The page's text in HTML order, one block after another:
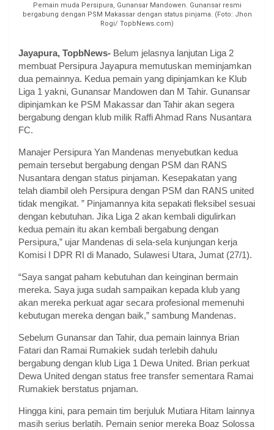
Pemain muda Persipura, Gunansar Mandowen. Gunansar resmi
bergabung dengan PSM Makassar dengan status pinjama. (Foto: Jhon
Rogi/ TopbNews.com)
Jayapura, TopbNews- Belum jelasnya lanjutan Liga 2
membuat Persipura Jayapura memutuskan meminjamkan
dua pemainnya. Kedua pemain yang dipinjamkan ke Klub
Liga 1 yakni, Gunansar Mandowen dan M Tahir. Gunansar
dipinjamkan ke PSM Makassar dan Tahir akan segera
bergabung dengan klub milik Raffi Ahmad Rans Nusantara
FC.
Manajer Persipura Yan Mandenas menyebutkan kedua
pemain tersebut bergabung dengan PSM dan RANS
Nusantara dengan status pinjaman. Kesepakatan yang
telah diambil oleh Persipura dengan PSM dan RANS united
tidak mengikat. ” Pinjamannya kita sepakati fleksibel sesuai
dengan kebutuhan. Jika Liga 2 akan kembali digulirkan
kedua pemain itu akan kembali bergabung dengan
Persipura,” ujar Mandenas di sela-sela kunjungan kerja
Komisi I DPR RI di Manado, Sulawesi Utara, Jumat (27/1).
“Saya sangat paham kebutuhan dan keinginan bermain
mereka. Saya juga sudah sampaikan kepada klub yang
akan mereka perkuat agar secara profesional memenuhi
kebutugan mereka dengan baik,” sambung Mandenas.
Sebelum Gunansar dan Tahir, dua pemain lainnya Brian
Fatari dan Ramai Rumakiek sudah terlebih dahulu
bergabung dengan klub Liga 1 Dewa United. Brian perkuat
Dewa United dengan status free transfer sementara Ramai
Rumakiek berstatus pnjaman.
Hingga kini, para pemain tim berjuluk Mutiara Hitam lainnya
masih serius berlatih. Pemain senior mereka Boaz Solossa